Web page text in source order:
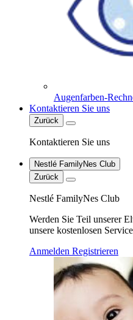
Augenfarben-
Kontaktieren Sie uns
Zurück
Kontaktieren Sie uns
Nestlé FamilyNes Club
Zurück
Nestlé FamilyNes Club
Werden Sie Teil unserer
unsere kostenlosen
Anmelden Registrieren